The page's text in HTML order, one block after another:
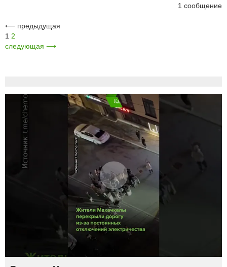
1 сообщение
⟵ предыдущая
1 2
следующая ⟶